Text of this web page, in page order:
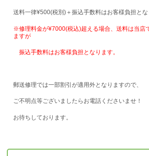
送料一律¥500(税別)＋振込手数料はお客様負担とな
※修理料金が¥7000(税込)超える場合、送料は当店
ますが
振込手数料はお客様負担となります。
郵送修理では一部割引が適用外となりますので、
ご不明点等ございましたらお電話くださいませ！
お待ちしております。